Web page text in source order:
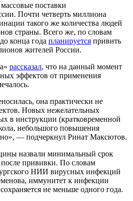
массовые поставки
Почти четверть миллиона
такого же количества людей
страны. Всего же, по словам
конца года планируется привить
жителей России.
рассказал, что на данный момент
эффектов от применения
она практически не
Новых нежелательных
в инструкции (кратковременной
небольшого повышения
— подчеркнул Ринат Максютов.
назвали минимальный срок
прививки. По словам
НИИ вирусных инфекций
иммунитет к инфекции
не меньше одного года.